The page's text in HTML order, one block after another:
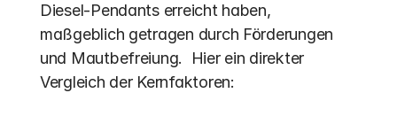
Diesel-Pendants erreicht haben,
maßgeblich getragen durch Förderungen
und Mautbefreiung.  Hier ein direkter
Vergleich der Kernfaktoren: